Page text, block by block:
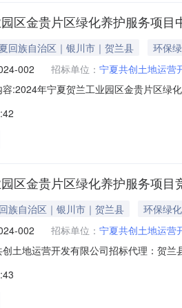
区金贵片区绿化养护服务项目
回族自治区｜银川市｜贺兰县
环保
002 招标单位： 宁夏共创土地运营
容:2024年宁夏贺兰工业园区金贵片区绿
年宁夏贺兰工业园区金贵片区绿化养护
区金贵片区绿化养护服务项目
族自治区｜银川市｜贺兰县
环保绿化
002 招标单位： 宁夏共创土地运营
土地运营开发有限公司招标代理：贺
（元）：605200.00采购需求：采购